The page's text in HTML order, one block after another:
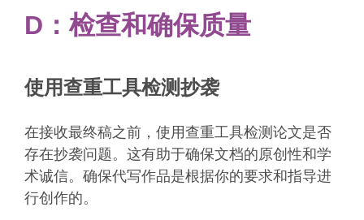
D：检查和确保质量
使用查重工具检测抄袭
在接收最终稿之前，使用查重工具检测论文是否
存在抄袭问题。这有助于确保文档的原创性和学
术诚信。确保代写作品是根据你的要求和指导进
行创作的。